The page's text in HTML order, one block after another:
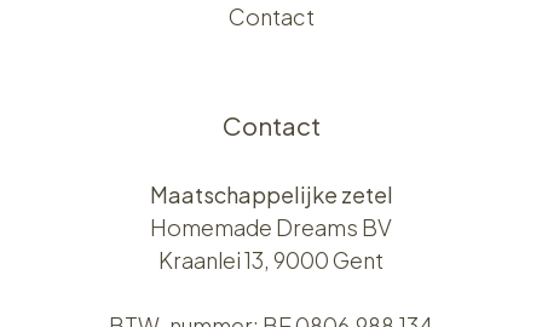
Contact
Contact
Maatschappelijke zetel
Homemade Dreams BV
Kraanlei 13, 9000 Gent